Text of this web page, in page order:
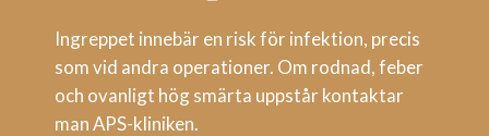
Ingreppet innebär en risk för infektion, precis
som vid andra operationer. Om rodnad, feber
och ovanligt hög smärta uppstår kontaktar
man APS-kliniken.